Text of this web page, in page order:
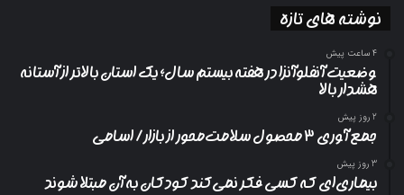
نوشته های تازه
4 ساعت پیش
وضعیت آنفلوآنزا در هفته بیستم سال؛ یک استان بالاتر از آستانه
هشدار بالا
2 روز پیش
جمع آوری ۳ محصول سلامت‌محور از بازار/ اسامی
3 روز پیش
بیماری‌ای که کسی فکر نمی‌کند کودکان به آن مبتلا شوند